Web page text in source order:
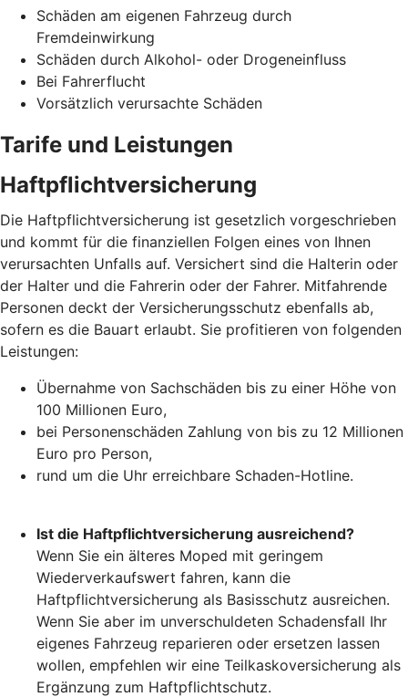
Schäden am eigenen Fahrzeug durch
Fremdeinwirkung
Schäden durch Alkohol- oder Drogeneinfluss
Bei Fahrerflucht
Vorsätzlich verursachte Schäden
Tarife und Leistungen
Haftpflichtversicherung
Die Haftpflichtversicherung ist gesetzlich vorgeschrieben
und kommt für die finanziellen Folgen eines von Ihnen
verursachten Unfalls auf. Versichert sind die Halterin oder
der Halter und die Fahrerin oder der Fahrer. Mitfahrende
Personen deckt der Versicherungsschutz ebenfalls ab,
sofern es die Bauart erlaubt. Sie profitieren von folgenden
Leistungen:
Übernahme von Sachschäden bis zu einer Höhe von
100 Millionen Euro,
bei Personenschäden Zahlung von bis zu 12 Millionen
Euro pro Person,
rund um die Uhr erreichbare Schaden-Hotline.
Ist die Haftpflichtversicherung ausreichend?
Wenn Sie ein älteres Moped mit geringem
Wiederverkaufswert fahren, kann die
Haftpflichtversicherung als Basisschutz ausreichen.
Wenn Sie aber im unverschuldeten Schadensfall Ihr
eigenes Fahrzeug reparieren oder ersetzen lassen
wollen, empfehlen wir eine Teilkaskoversicherung als
Ergänzung zum Haftpflichtschutz.